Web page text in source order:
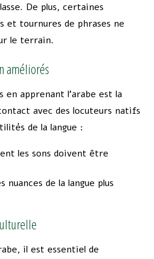
De plus, certaines
et tournures de phrases ne
le terrain.
améliorés
en apprenant l’arabe est la
avec des locuteurs natifs
de la langue :
les sons doivent être
de la langue plus
il est essentiel de